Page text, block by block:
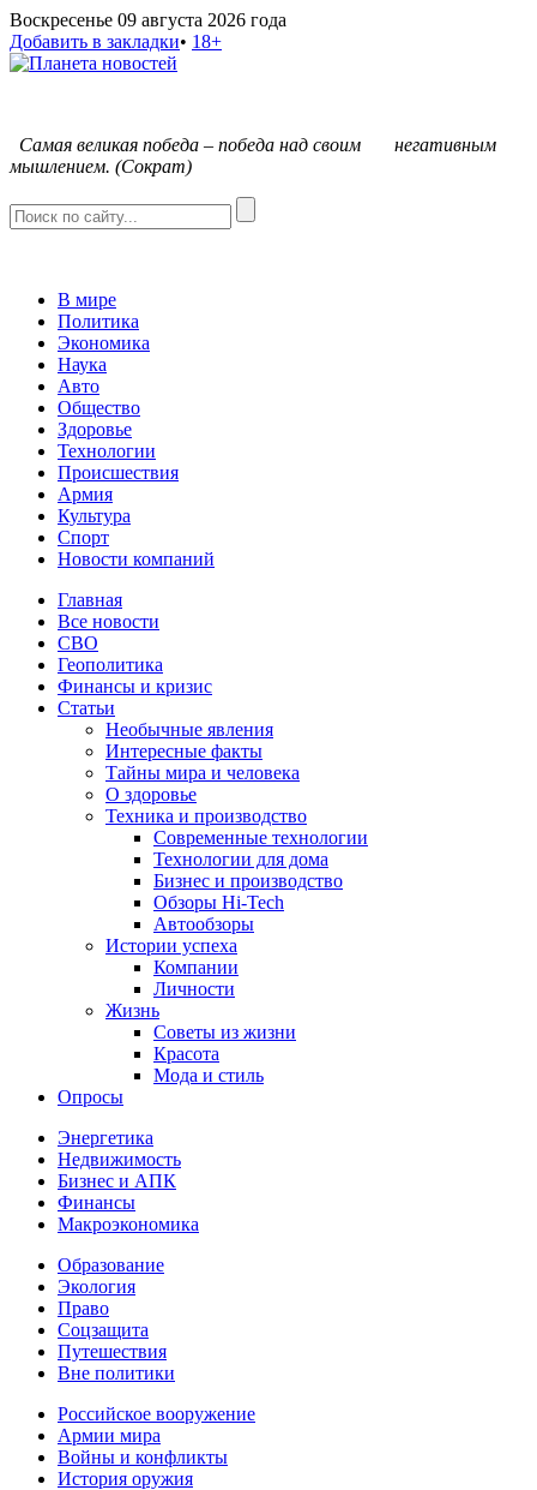
Воскресенье 09 августа 2026 года
Добавить в закладки• 18+
Самая великая победа – победа над своим негативным
мышлением. (Сократ)
В мире
Политика
Экономика
Наука
Авто
Общество
Здоровье
Технологии
Происшествия
Армия
Культура
Спорт
Новости компаний
Главная
Все новости
СВО
Геополитика
Финансы и кризис
Статьи
Необычные явления
Интересные факты
Тайны мира и человека
О здоровье
Техника и производство
Современные технологии
Технологии для дома
Бизнес и производство
Обзоры Hi-Tech
Автообзоры
Истории успеха
Компании
Личности
Жизнь
Советы из жизни
Красота
Мода и стиль
Опросы
Энергетика
Недвижимость
Бизнес и АПК
Финансы
Макроэкономика
Образование
Экология
Право
Соцзащита
Путешествия
Вне политики
Российское вооружение
Армии мира
Войны и конфликты
История оружия